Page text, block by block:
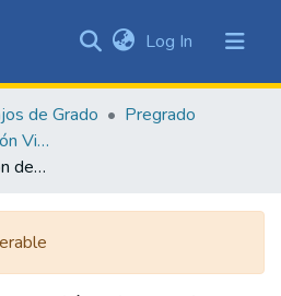
&
Collections
Statistics
Log In (current)
de Grado
Pregrado
Diseño de Comunicación Visual
Dr. Foody, alimentación deportiva